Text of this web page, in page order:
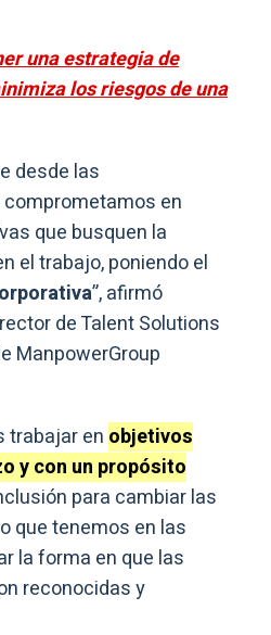
una estrategia de
los riesgos de una
desde las
en
que busquen la
el trabajo, poniendo el
”, afirmó
de Talent Solutions
ManpowerGroup
trabajar en objetivos
y con un propósito
para cambiar las
que tenemos en las
la forma en que las
reconocidas y